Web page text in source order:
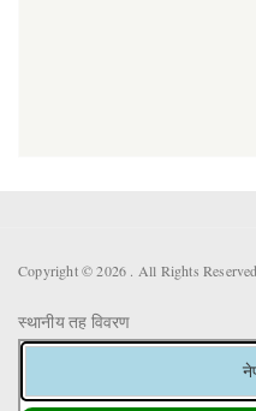
Copyright © 2026 . All Rights
स्थानीय तह विवरण